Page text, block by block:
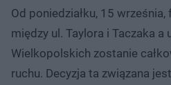
Od poniedziałku, 15
między ul. Taylora i Taczaka a
Wielkopolskich zostanie
ruchu. Decyzja ta związana